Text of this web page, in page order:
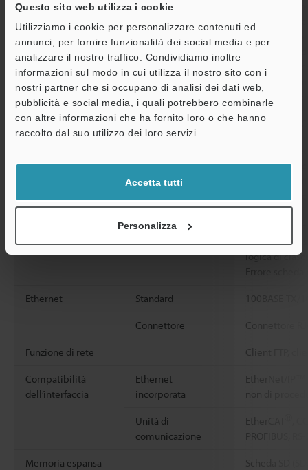
Questo sito web utilizza i cookie
Utilizziamo i cookie per personalizzare contenuti ed
annunci, per fornire funzionalità dei social media e per
analizzare il nostro traffico. Condividiamo inoltre
informazioni sul modo in cui utilizza il nostro sito con i
nostri partner che si occupano di analisi dei dati web,
pubblicità e social media, i quali potrebbero combinarle
con altre informazioni che ha fornito loro o che hanno
raccolto dal suo utilizzo dei loro servizi.
Accetta tutti
Personalizza
Per l’uscita
tensione
Per l’uscita
Massimo
tensione
Numero di uscite 8 (da OUT1 a
Funzioni
di posizione,
strumento,
logica di
Ethernet Standard
Connettore Connettore
Funzione di rete Client FTP,
Compatibilità
dell’interfaccia
Ethernet
incorporata
EtherNet/IP™,
non di
Unità di
comunicazione
EtherCAT
PROFIBUS,
Memoria espansa Scheda SD